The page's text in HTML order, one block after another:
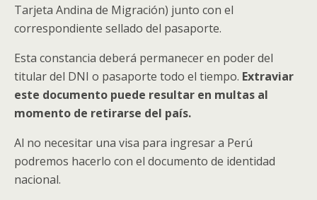
Tarjeta Andina de Migración) junto con el
correspondiente sellado del pasaporte.
Esta constancia deberá permanecer en poder del
titular del DNI o pasaporte todo el tiempo. Extraviar
este documento puede resultar en multas al
momento de retirarse del país.
Al no necesitar una visa para ingresar a Perú
podremos hacerlo con el documento de identidad
nacional.